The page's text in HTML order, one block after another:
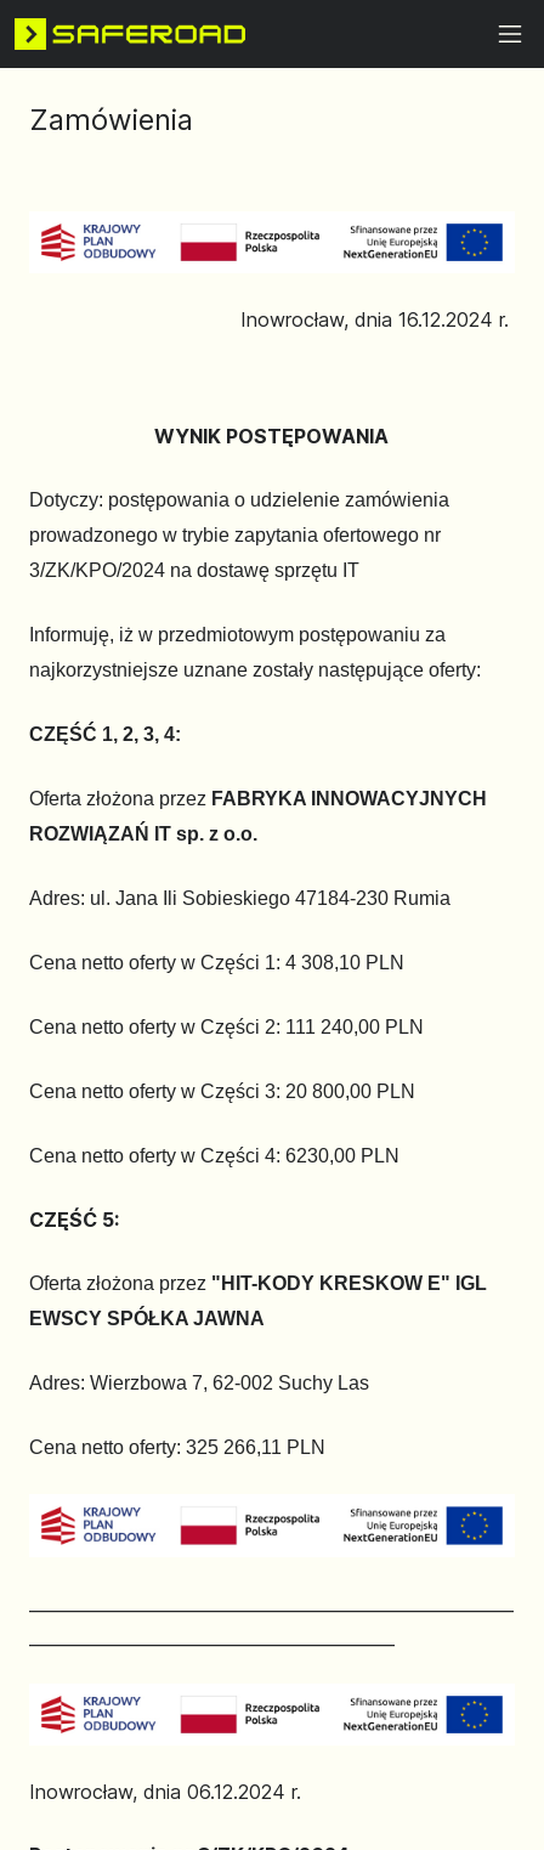
Zamówienia
Inowrocław, dnia 16.12.2024 r.
WYNIK POSTĘPOWANIA
Dotyczy: postępowania o udzielenie zamówienia
prowadzonego w trybie zapytania ofertowego nr
3/ZK/KPO/2024 na dostawę sprzętu IT
Informuję, iż w przedmiotowym postępowaniu za
najkorzystniejsze uznane zostały następujące oferty:
CZĘŚĆ 1, 2, 3, 4:
Oferta złożona przez FABRYKA INNOWACYJNYCH
ROZWIĄZAŃ IT sp. z o.o.
Adres: ul. Jana Ili Sobieskiego 47184-230 Rumia
Cena netto oferty w Części 1: 4 308,10 PLN
Cena netto oferty w Części 2: 111 240,00 PLN
Cena netto oferty w Części 3: 20 800,00 PLN
Cena netto oferty w Części 4: 6230,00 PLN
CZĘŚĆ 5:
Oferta złożona przez "HIT-KODY KRESKOW E" IGL
EWSCY SPÓŁKA JAWNA
Adres: Wierzbowa 7, 62-002 Suchy Las
Cena netto oferty: 325 266,11 PLN
Inowrocław, dnia 06.12.2024 r.